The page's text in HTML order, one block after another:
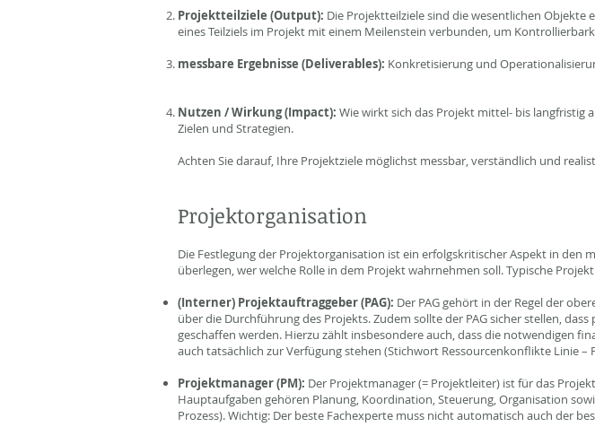
Projektteilziele (Output): Die Projektteilziele sind die wesentlichen Objekte
eines Teilziels im Projekt mit einem Meilenstein verbunden, um
messbare Ergebnisse (Deliverables): Konkretisierung und
Nutzen / Wirkung (Impact): Wie wirkt sich das Projekt mittel- bis langfristig
Zielen und Strategien.
Achten Sie darauf, Ihre Projektziele möglichst messbar, verständlich und
Projektorganisation
Die Festlegung der Projektorganisation ist ein erfolgskritischer Aspekt in den
überlegen, wer welche Rolle in dem Projekt wahrnehmen soll. Typische
(Interner) Projektauftraggeber (PAG): Der PAG gehört in der Regel der
über die Durchführung des Projekts. Zudem sollte der PAG sicher stellen,
geschaffen werden. Hierzu zählt insbesondere auch, dass die notwendigen
auch tatsächlich zur Verfügung stehen (Stichwort Ressourcenkonflikte Linie –
Projektmanager (PM): Der Projektmanager (= Projektleiter) ist für das
Hauptaufgaben gehören Planung, Koordination, Steuerung, Organisation
Prozess). Wichtig: Der beste Fachexperte muss nicht automatisch auch der